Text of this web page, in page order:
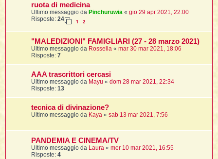
ruota di medicina
Ultimo messaggio daPinchuruwia «gio 29 apr 2021, 22:00
Risposte:24 1 2
"MALEDIZIONI" FAMIGLIARI (27 - 28 marzo 2021)
Ultimo messaggio da Rossella «mar 30 mar 2021, 18:06
Risposte:7
AAA trascrittori cercasi
Ultimo messaggio da Mayu «dom 28 mar 2021, 22:34
Risposte:13
tecnica di divinazione?
Ultimo messaggio da Kaya «sab 13 mar 2021, 7:56
PANDEMIA E CINEMA/TV
Ultimo messaggio da Laura «mer 10 mar 2021, 16:55
Risposte:4